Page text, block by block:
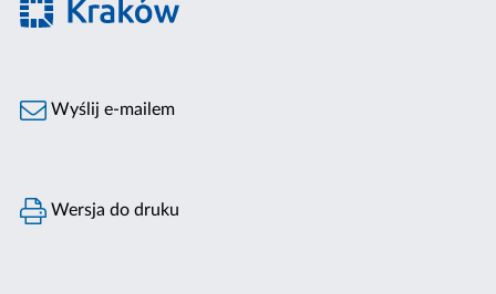
Wyślij e-mailem
Wersja do druku